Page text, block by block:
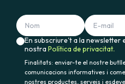
En subscriure't a la newsletter
nostraPolítica de privacitat.
Finalitats: enviar-te el nostre
comunicacions informatives i
nostres productes, serveis i